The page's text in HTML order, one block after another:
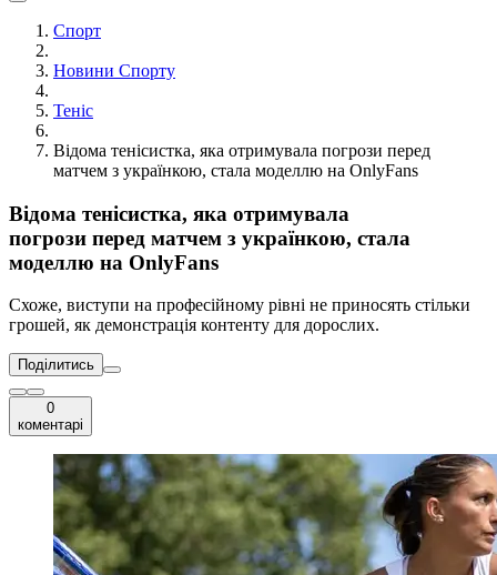
Спорт
Новини Спорту
Теніс
Відома тенісистка, яка отримувала погрози перед
матчем з українкою, стала моделлю на OnlyFans
Відома тенісистка, яка отримувала
погрози перед матчем з українкою, стала
моделлю на OnlyFans
Схоже, виступи на професійному рівні не приносять стільки
грошей, як демонстрація контенту для дорослих.
Поділитись
0
коментарі